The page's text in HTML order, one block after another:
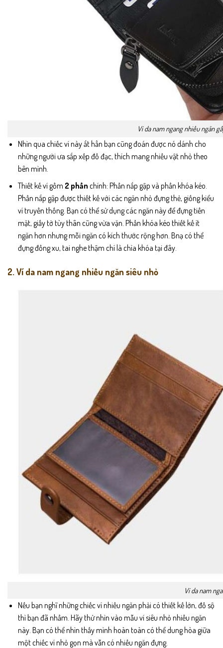
Ví da nam ngang nhiều ngăn
Nhìn qua chiếc ví này ắt hẳn bạn cũng đoán được nó dánh cho
những người ưa sắp xếp đồ đạc, thích mang nhiều vật nhỏ theo
bên mình.
Thiết kế ví gồm 2 phần chính: Phần nắp gập và phần khóa kéo.
Phần nắp gập được thiết kế với các ngăn nhỏ đựng thẻ, giống kiểu
ví truyền thống. Bạn có thể sử dụng các ngăn này để đựng tiền
mặt, giấy tờ tùy thân cũng vừa vặn. Phần khóa kéo thiết kế ít
ngăn hơn nhưng mỗi ngăn có kích thước rộng hơn. Bnạ có thể
đựng đồng xu, tai nghe thậm chí là chìa khóa tại đây.
2. Ví da nam ngang nhiều ngăn siêu nhỏ
Ví da nam
Nếu bạn nghĩ những chiếc ví nhiều ngăn phải có thiết kế lớn, đồ sộ
thì bạn đã nhầm. Hãy thử nhìn vào mẫu ví siêu nhỏ nhiều ngăn
này. Bạn có thể nhìn thấy mình hoàn toàn có thể dung hòa giữa
một chiếc ví nhỏ gọn mà vẫn có nhiều ngăn đựng.